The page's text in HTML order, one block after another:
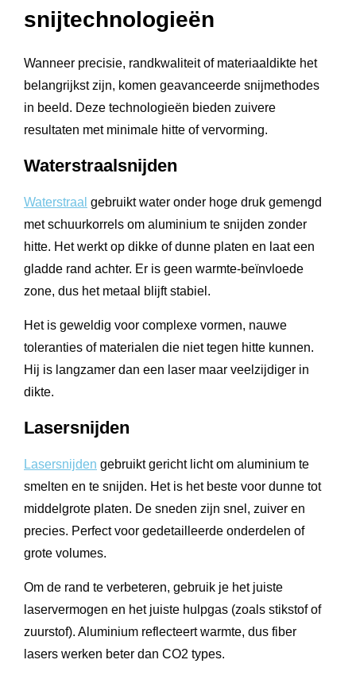
snijtechnologieën
Wanneer precisie, randkwaliteit of materiaaldikte het
belangrijkst zijn, komen geavanceerde snijmethodes
in beeld. Deze technologieën bieden zuivere
resultaten met minimale hitte of vervorming.
Waterstraalsnijden
Waterstraal gebruikt water onder hoge druk gemengd
met schuurkorrels om aluminium te snijden zonder
hitte. Het werkt op dikke of dunne platen en laat een
gladde rand achter. Er is geen warmte-beïnvloede
zone, dus het metaal blijft stabiel.
Het is geweldig voor complexe vormen, nauwe
toleranties of materialen die niet tegen hitte kunnen.
Hij is langzamer dan een laser maar veelzijdiger in
dikte.
Lasersnijden
Lasersnijden gebruikt gericht licht om aluminium te
smelten en te snijden. Het is het beste voor dunne tot
middelgrote platen. De sneden zijn snel, zuiver en
precies. Perfect voor gedetailleerde onderdelen of
grote volumes.
Om de rand te verbeteren, gebruik je het juiste
laservermogen en het juiste hulpgas (zoals stikstof of
zuurstof). Aluminium reflecteert warmte, dus fiber
lasers werken beter dan CO2 types.